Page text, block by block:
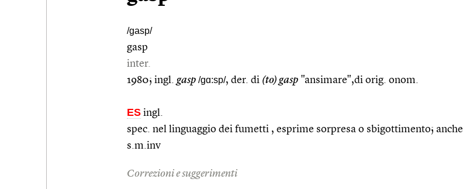
/gasp/
gasp
inter.
1980; ingl. gasp /gɑ:sp/, der. di (to) gasp "ansimare",di orig. onom.
ES ingl.
spec. nel linguaggio dei fumetti , esprime sorpresa o sbigottimento; anche
s.m.inv
Correzioni e suggerimenti